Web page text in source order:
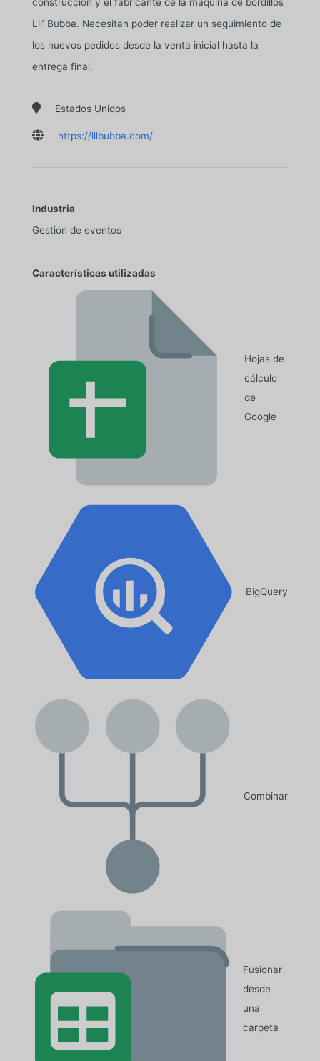
Lil’ Bubba. Necesitan poder realizar un seguimiento de
los nuevos pedidos desde la venta inicial hasta la
entrega final.
 Estados Unidos
 https://lilbubba.com/
Industria
Gestión de eventos
Características utilizadas
Hojas de
cálculo
de
Google
BigQuery
Combinar
Fusionar
desde
una
carpeta